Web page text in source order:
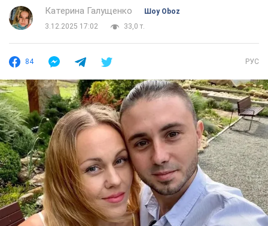
Катерина Галущенко
Шоу Oboz
3.12.2025 17:02
33,0 т.
84 РУС